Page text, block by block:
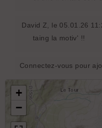
David Z , le 05.01.26
taing la motiv' !!
Connectez-vous pour
+
−